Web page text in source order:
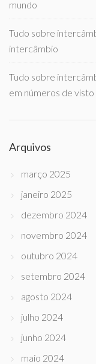
mundo
Tudo sobre
intercâmbio
Tudo sobre
em números de
Arquivos
março 2025
janeiro 2025
dezembro 2024
novembro 2024
outubro 2024
setembro 2024
agosto 2024
julho 2024
junho 2024
maio 2024